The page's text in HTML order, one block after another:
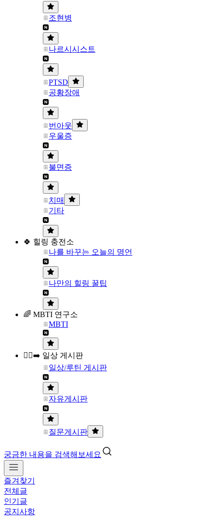
조현병
나르시시스트
PTSD
공황장애
번아웃
우울증
불면증
치매
기타
🍀 힐링 충전소
나를 바꾸는 오늘의 명언
나만의 힐링 꿀팁
🌈 MBTI 연구소
MBTI
🏃‍♀️‍➡️ 일상 게시판
일상/루틴 게시판
자유게시판
질문게시판
궁금한 내용을 검색해보세요
즐겨찾기
전체글
인기글
공지사항